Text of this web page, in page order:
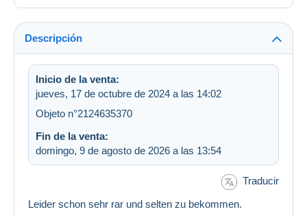
Descripción
Inicio de la venta:
jueves, 17 de octubre de 2024 a las 14:02
Objeto n°2124635370
Fin de la venta:
domingo, 9 de agosto de 2026 a las 13:54
Traducir
Leider schon sehr rar und selten zu bekommen.